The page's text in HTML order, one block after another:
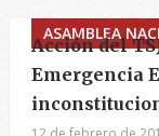
ASAMBLEA
Acción del
Emergencia